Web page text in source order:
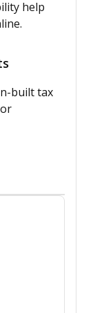
help
built tax